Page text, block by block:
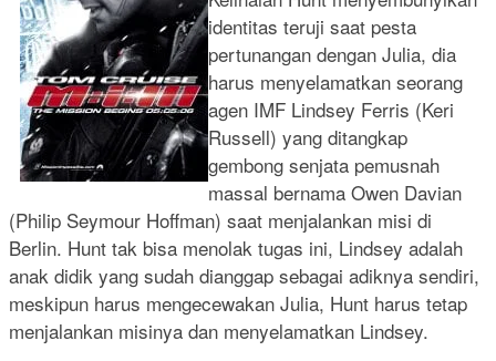
identitas teruji saat pesta
pertunangan dengan Julia, dia
harus menyelamatkan seorang
agen IMF Lindsey Ferris (Keri
Russell) yang ditangkap
gembong senjata pemusnah
massal bernama Owen Davian
(Philip Seymour Hoffman) saat menjalankan misi di
Berlin. Hunt tak bisa menolak tugas ini, Lindsey adalah
anak didik yang sudah dianggap sebagai adiknya sendiri,
meskipun harus mengecewakan Julia, Hunt harus tetap
menjalankan misinya dan menyelamatkan Lindsey.